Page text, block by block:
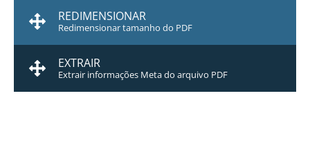
REDIMENSIONAR
Redimensionar tamanho do PDF
EXTRAIR
Extrair informações Meta do arquivo PDF